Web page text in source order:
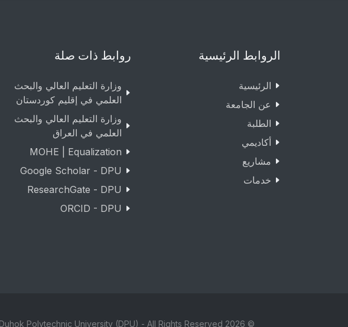
الروابط الرئيسية
الرئيسية
عن الجامعة
الطلبة
أكاديمي
مشاريع
خدمات
روابط ذات صلة
وزارة التعليم العالي والبحث
العلمي في إقليم كوردستان
وزارة التعليم العالي والبحث
العلمي في العراق
MOHE | Equalization
Google Scholar - DPU
ResearchGate - DPU
ORCID - DPU
© 2026 Copyright Duhok Polytechnic University (DPU) - All Rights Reserved